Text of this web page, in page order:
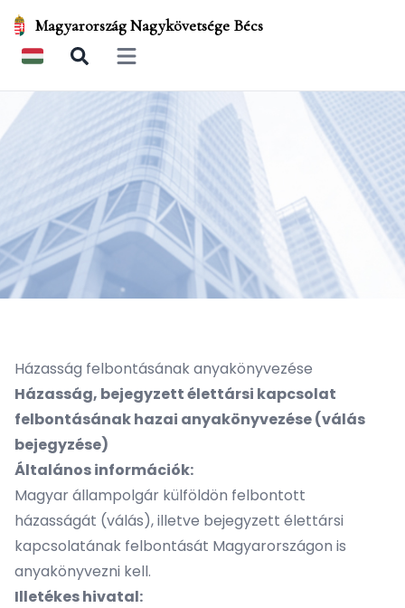
Magyarország Nagykövetsége Bécs
Open main menu
Házasság felbontásának anyakönyvezése
Házasság, bejegyzett élettársi kapcsolat
felbontásának hazai anyakönyvezése (válás
bejegyzése)
Általános információk:
Magyar állampolgár külföldön felbontott
házasságát (válás), illetve bejegyzett élettársi
kapcsolatának felbontását Magyarországon is
anyakönyvezni kell.
Illetékes hivatal: